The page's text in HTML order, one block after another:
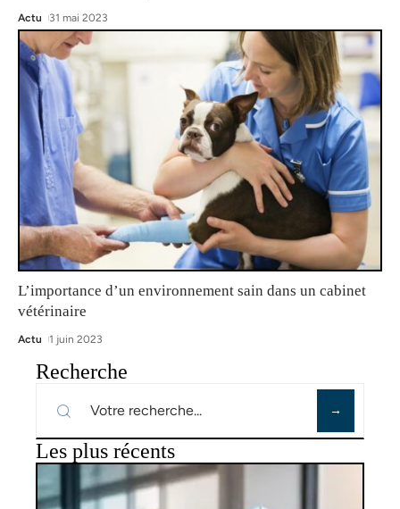
Actu 31 mai 2023
L’importance d’un environnement sain dans un cabinet
vétérinaire
Actu 1 juin 2023
Recherche
Les plus récents